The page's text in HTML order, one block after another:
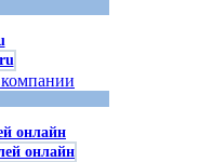
онлайн